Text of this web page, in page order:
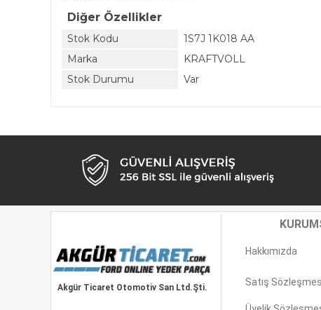
Diğer Özellikler
Stok Kodu
1S7J 1K018 AA
Marka
KRAFTVOLL
Stok Durumu
Var
Akgür Ticaret Otomotiv San Ltd.Şti.
Hakkımızda
Satış